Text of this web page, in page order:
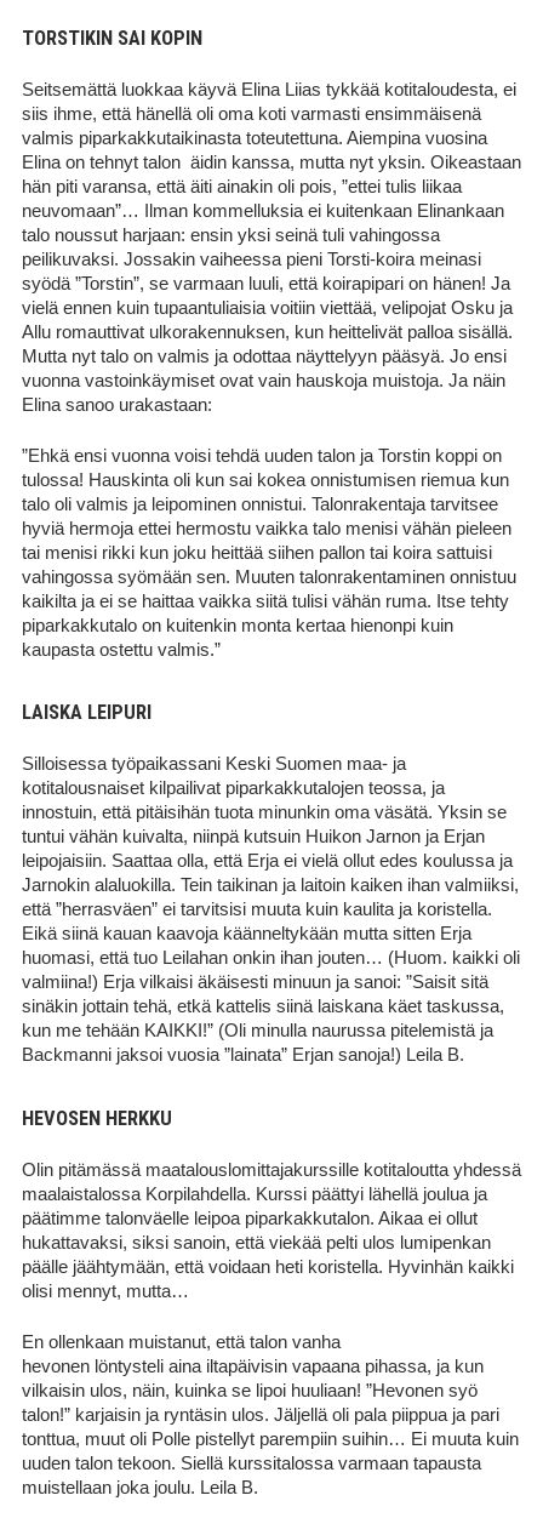
TORSTIKIN SAI KOPIN
Seitsemättä luokkaa käyvä Elina Liias tykkää kotitaloudesta, ei
siis ihme, että hänellä oli oma koti varmasti ensimmäisenä
valmis piparkakkutaikinasta toteutettuna. Aiempina vuosina
Elina on tehnyt talon äidin kanssa, mutta nyt yksin. Oikeastaan
hän piti varansa, että äiti ainakin oli pois, ”ettei tulis liikaa
neuvomaan”… Ilman kommelluksia ei kuitenkaan Elinankaan
talo noussut harjaan: ensin yksi seinä tuli vahingossa
peilikuvaksi. Jossakin vaiheessa pieni Torsti-koira meinasi
syödä ”Torstin”, se varmaan luuli, että koirapipari on hänen! Ja
vielä ennen kuin tupaantuliaisia voitiin viettää, velipojat Osku ja
Allu romauttivat ulkorakennuksen, kun heittelivät palloa sisällä.
Mutta nyt talo on valmis ja odottaa näyttelyyn pääsyä. Jo ensi
vuonna vastoinkäymiset ovat vain hauskoja muistoja. Ja näin
Elina sanoo urakastaan:
”Ehkä ensi vuonna voisi tehdä uuden talon ja Torstin koppi on
tulossa! Hauskinta oli kun sai kokea onnistumisen riemua kun
talo oli valmis ja leipominen onnistui. Talonrakentaja tarvitsee
hyviä hermoja ettei hermostu vaikka talo menisi vähän pieleen
tai menisi rikki kun joku heittää siihen pallon tai koira sattuisi
vahingossa syömään sen. Muuten talonrakentaminen onnistuu
kaikilta ja ei se haittaa vaikka siitä tulisi vähän ruma. Itse tehty
piparkakkutalo on kuitenkin monta kertaa hienonpi kuin
kaupasta ostettu valmis.”
LAISKA LEIPURI
Silloisessa työpaikassani Keski Suomen maa- ja
kotitalousnaiset kilpailivat piparkakkutalojen teossa, ja
innostuin, että pitäisihän tuota minunkin oma väsätä. Yksin se
tuntui vähän kuivalta, niinpä kutsuin Huikon Jarnon ja Erjan
leipojaisiin. Saattaa olla, että Erja ei vielä ollut edes koulussa ja
Jarnokin alaluokilla. Tein taikinan ja laitoin kaiken ihan valmiiksi,
että ”herrasväen” ei tarvitsisi muuta kuin kaulita ja koristella.
Eikä siinä kauan kaavoja käänneltykään mutta sitten Erja
huomasi, että tuo Leilahan onkin ihan jouten… (Huom. kaikki oli
valmiina!) Erja vilkaisi äkäisesti minuun ja sanoi: ”Saisit sitä
sinäkin jottain tehä, etkä kattelis siinä laiskana käet taskussa,
kun me tehään KAIKKI!” (Oli minulla naurussa pitelemistä ja
Backmanni jaksoi vuosia ”lainata” Erjan sanoja!) Leila B.
HEVOSEN HERKKU
Olin pitämässä maatalouslomittajakurssille kotitaloutta yhdessä
maalaistalossa Korpilahdella. Kurssi päättyi lähellä joulua ja
päätimme talonväelle leipoa piparkakkutalon. Aikaa ei ollut
hukattavaksi, siksi sanoin, että viekää pelti ulos lumipenkan
päälle jäähtymään, että voidaan heti koristella. Hyvinhän kaikki
olisi mennyt, mutta…
En ollenkaan muistanut, että talon vanha
hevonen löntysteli aina iltapäivisin vapaana pihassa, ja kun
vilkaisin ulos, näin, kuinka se lipoi huuliaan! ”Hevonen syö
talon!” karjaisin ja ryntäsin ulos. Jäljellä oli pala piippua ja pari
tonttua, muut oli Polle pistellyt parempiin suihin… Ei muuta kuin
uuden talon tekoon. Siellä kurssitalossa varmaan tapausta
muistellaan joka joulu. Leila B.